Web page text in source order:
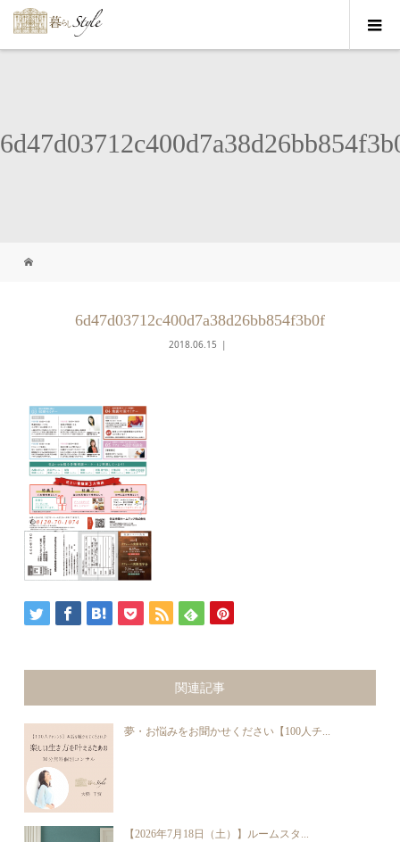
6d47d03712c400d7a38d26bb854f3b0f
2018.06.15
関連記事
夢・お悩みをお聞かせください【100人チ...
【2026年7月18日（土）】ルームスタ...